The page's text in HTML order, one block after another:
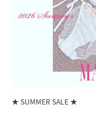
★ SUMMER SALE ★